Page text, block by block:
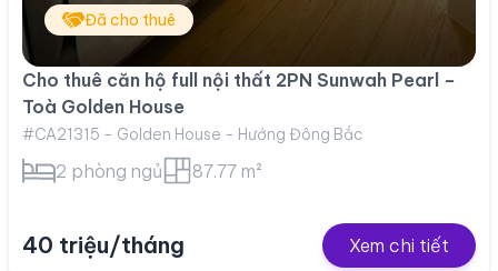
Đã cho thuê
Cho thuê căn hộ full nội thất 2PN Sunwah Pearl –
Toà Golden House
#CA21315 - Golden House - Hướng Đông Bắc
2 phòng ngủ 87.77 m²
40 triệu/tháng Xem chi tiết